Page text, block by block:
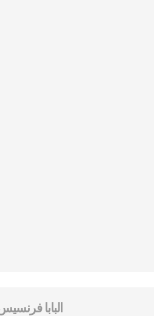
البابا